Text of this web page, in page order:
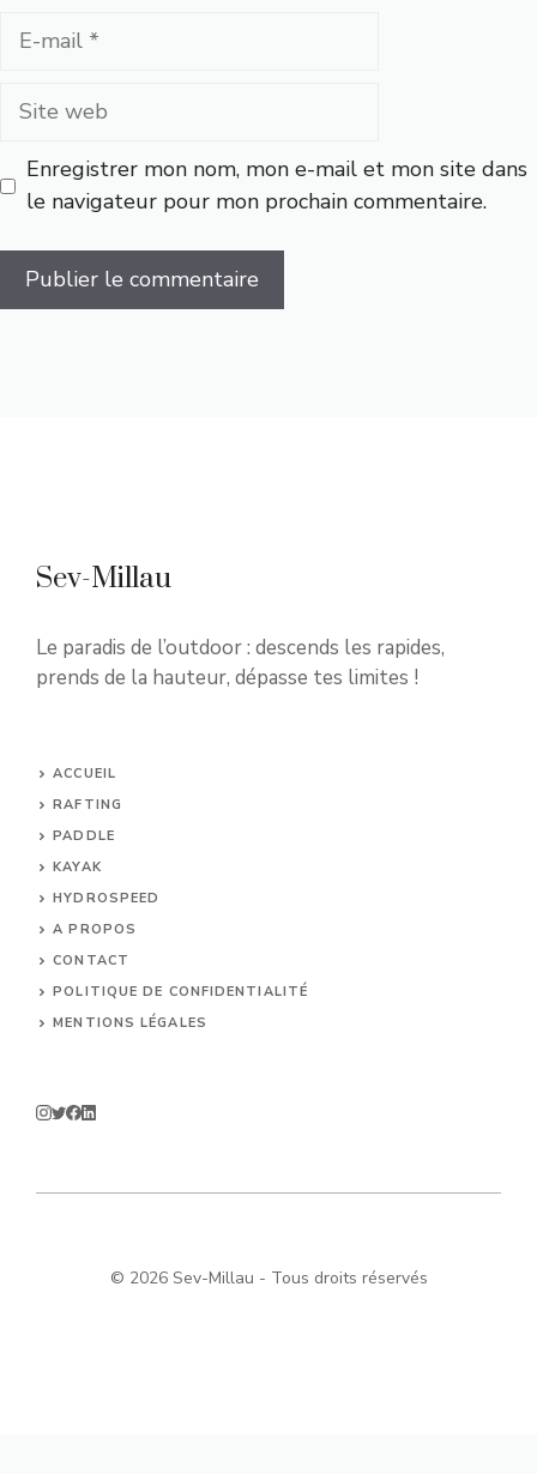
Site
Enregistrer mon nom, mon e-mail et mon site dans
le navigateur pour mon prochain commentaire.
Sev-Millau
Le paradis de l’outdoor : descends les rapides,
prends de la hauteur, dépasse tes limites !
ACCUEIL
RAFTING
PADDLE
KAYAK
HYDROSPEED
A PROPOS
CONTACT
POLITIQUE DE CONFIDENTIALITÉ
MENTIONS LÉGALES
© 2026 Sev-Millau - Tous droits réservés